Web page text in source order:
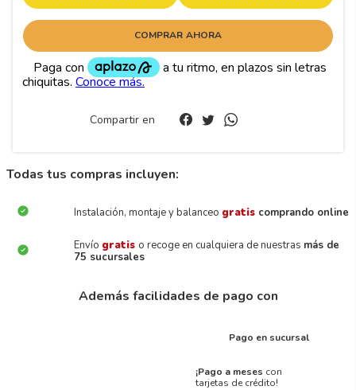
COMPRAR AHORA
Compartir en
Todas tus compras incluyen:
Instalación, montaje y balanceo gratis comprando online
Envío gratis o recoge en cualquiera de nuestras más de
75 sucursales
Además facilidades de pago con
Pago en sucursal
¡Pago a meses con
tarjetas de crédito!